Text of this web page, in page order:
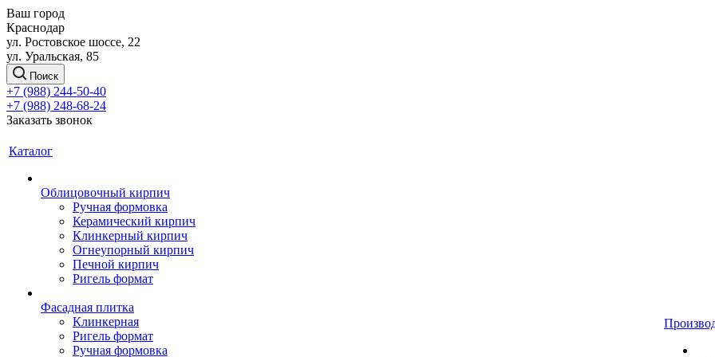
Ваш город
Краснодар
ул. Ростовское шоссе, 22
ул. Уральская, 85
Поиск
+7 (988) 244-50-40
+7 (988) 248-68-24
Заказать звонок
Каталог
Облицовочный кирпич
Ручная формовка
Керамический кирпич
Клинкерный кирпич
Огнеупорный кирпич
Печной кирпич
Ригель формат
Фасадная плитка
Клинкерная
Ригель формат
Ручная формовка